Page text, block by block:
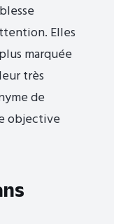
Elles
marquée
très
de
objective